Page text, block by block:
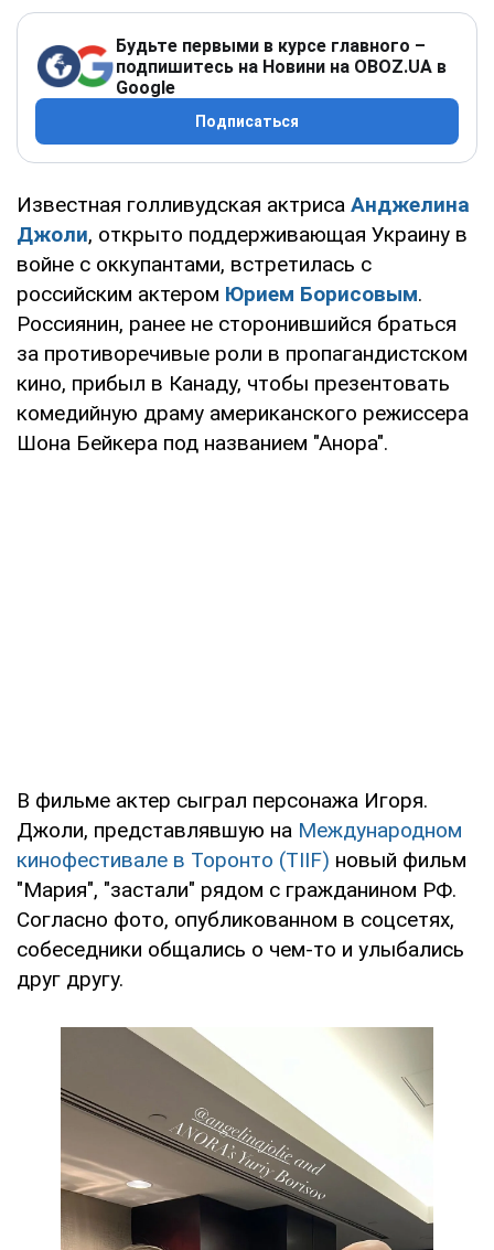
Будьте первыми в курсе главного –
подпишитесь на Новини на OBOZ.UA в
Google
Подписаться
Известная голливудская актриса Анджелина
Джоли, открыто поддерживающая Украину в
войне с оккупантами, встретилась с
российским актером Юрием Борисовым.
Россиянин, ранее не сторонившийся браться
за противоречивые роли в пропагандистском
кино, прибыл в Канаду, чтобы презентовать
комедийную драму американского режиссера
Шона Бейкера под названием "Анора".
В фильме актер сыграл персонажа Игоря.
Джоли, представлявшую на Международном
кинофестивале в Торонто (TIIF) новый фильм
"Мария", "застали" рядом с гражданином РФ.
Согласно фото, опубликованном в соцсетях,
собеседники общались о чем-то и улыбались
друг другу.